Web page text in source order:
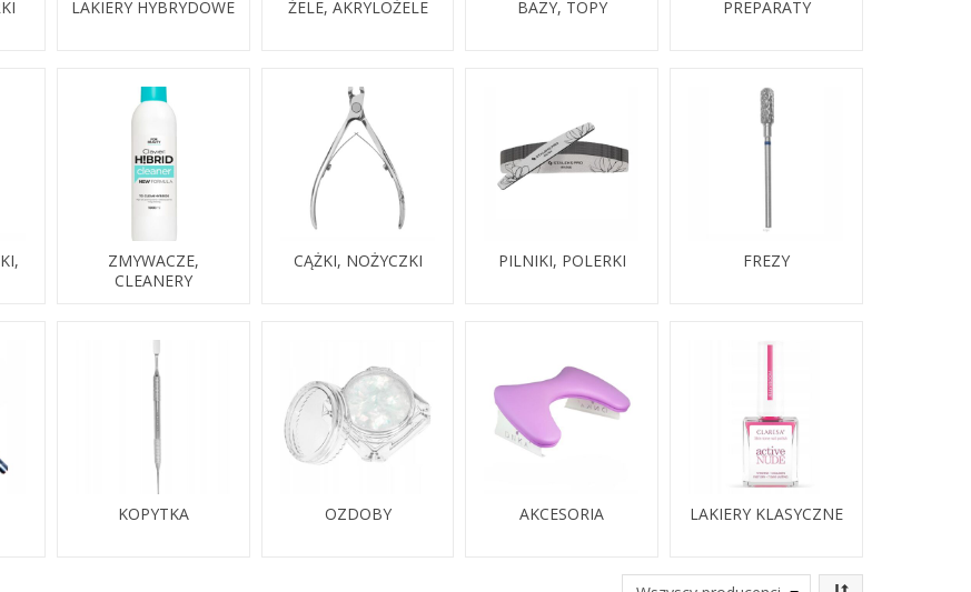
LAKIERY HYBRYDOWE ŻELE, AKRYLOŻELE BAZY, TOPY PREPARATY
ZMYWACZE,
CLEANERY
CĄŻKI, NOŻYCZKI PILNIKI, POLERKI FREZY
KOPYTKA OZDOBY AKCESORIA LAKIERY KLASYCZNE